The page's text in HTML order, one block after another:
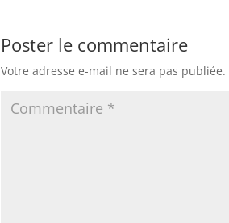
Poster le commentaire
Votre adresse e-mail ne sera pas publiée.